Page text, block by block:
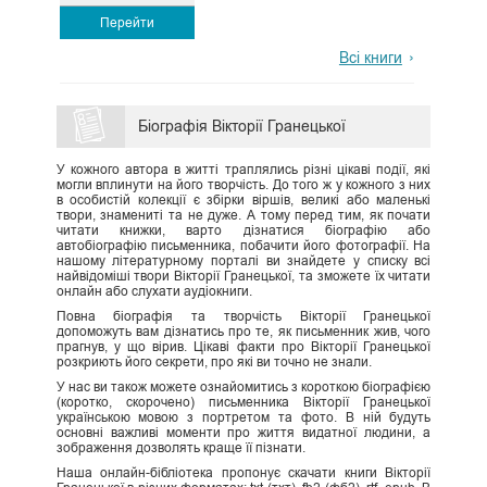
Перейти
Всі книги
Біографія Вiкторiї Гранецької
У кожного автора в житті траплялись різні цікаві події, які
могли вплинути на його творчість. До того ж у кожного з них
в особистій колекції є збірки віршів, великі або маленькі
твори, знамениті та не дуже. А тому перед тим, як почати
читати книжки, варто дізнатися біографію або
автобіографію письменника, побачити його фотографії. На
нашому літературному порталі ви знайдете у списку всі
найвідоміші твори Вiкторiї Гранецької, та зможете їх читати
онлайн або слухати аудіокниги.
Повна біографія та творчість Вiкторiї Гранецької
допоможуть вам дізнатись про те, як письменник жив, чого
прагнув, у що вірив. Цікаві факти про Вiкторiї Гранецької
розкриють його секрети, про які ви точно не знали.
У нас ви також можете ознайомитись з короткою біографією
(коротко, скорочено) письменника Вiкторiї Гранецької
українською мовою з портретом та фото. В ній будуть
основні важливі моменти про життя видатної людини, а
зображення дозволять краще її пізнати.
Наша онлайн-бібліотека пропонує скачати книги Вiкторiї